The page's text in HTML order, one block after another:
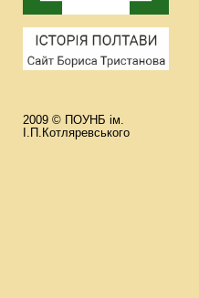
2009 © ПОУНБ ім.
І.П.Котляревського